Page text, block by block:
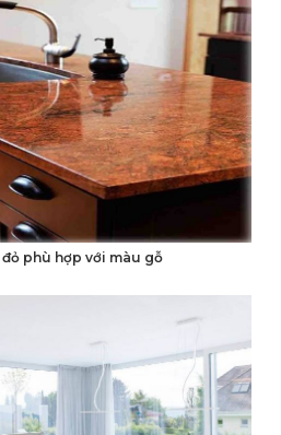
phù hợp với màu gỗ